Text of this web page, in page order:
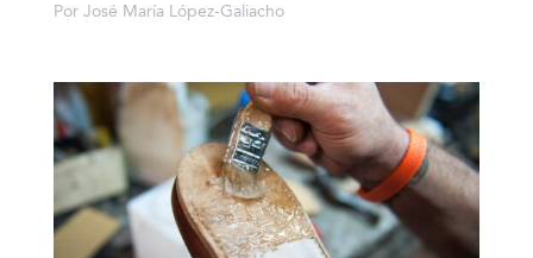
Por José María López-Galiacho